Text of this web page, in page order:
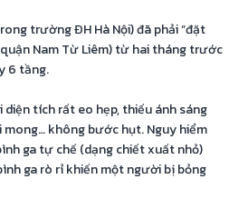
trường ĐH Hà Nội) đã phải “đặt
Nam Từ Liêm) từ hai tháng trước
6 tầng.
diện tích rất eo hẹp, thiếu ánh sáng
không bước hụt. Nguy hiểm
ga tự chế (dạng chiết xuất nhỏ)
ga rò rỉ khiến một người bị bỏng